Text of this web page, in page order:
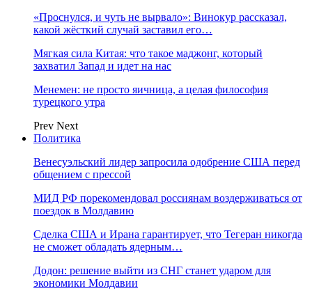
«Проснулся, и чуть не вырвало»: Винокур рассказал,
какой жёсткий случай заставил его…
Мягкая сила Китая: что такое маджонг, который
захватил Запад и идет на нас
Менемен: не просто яичница, а целая философия
турецкого утра
Prev Next
Политика
Венесуэльский лидер запросила одобрение США перед
общением с прессой
МИД РФ порекомендовал россиянам воздерживаться от
поездок в Молдавию
Сделка США и Ирана гарантирует, что Тегеран никогда
не сможет обладать ядерным…
Додон: решение выйти из СНГ станет ударом для
экономики Молдавии